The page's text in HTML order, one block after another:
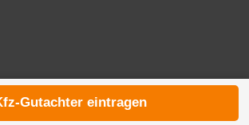
© 2026 die-kfzgutachter.de |
Gutachter eintragen